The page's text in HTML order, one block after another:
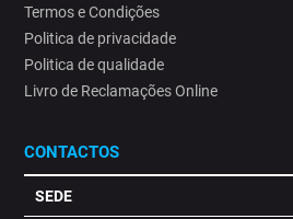
Termos e Condições
Politica de privacidade
Politica de qualidade
Livro de Reclamações Online
CONTACTOS
SEDE